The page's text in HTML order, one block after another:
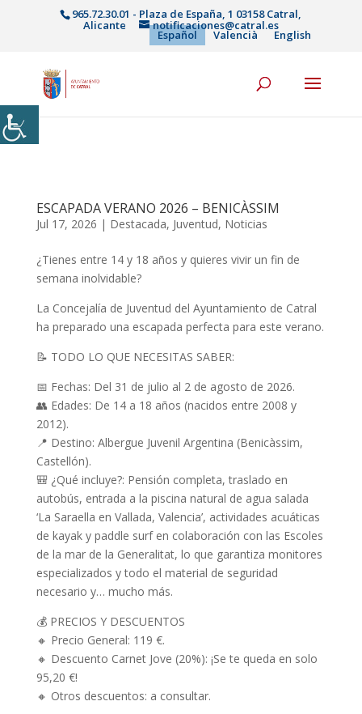
965.72.30.01 - Plaza de España, 1 03158 Catral,
Alicante notificaciones@catral.es
Español Valencià English
ESCAPADA VERANO 2026 – BENICÀSSIM
Jul 17, 2026 | Destacada, Juventud, Noticias
¿Tienes entre 14 y 18 años y quieres vivir un fin de
semana inolvidable?
La Concejalía de Juventud del Ayuntamiento de Catral
ha preparado una escapada perfecta para este verano.
📝 TODO LO QUE NECESITAS SABER:
📅 Fechas: Del 31 de julio al 2 de agosto de 2026.
👥 Edades: De 14 a 18 años (nacidos entre 2008 y
2012).
📍 Destino: Albergue Juvenil Argentina (Benicàssim,
Castellón).
🎒 ¿Qué incluye?: Pensión completa, traslado en
autobús, entrada a la piscina natural de agua salada
‘La Saraella en Vallada, Valencia’, actividades acuáticas
de kayak y paddle surf en colaboración con las Escoles
de la mar de la Generalitat, lo que garantiza monitores
especializados y todo el material de seguridad
necesario y… mucho más.
💰 PRECIOS Y DESCUENTOS
🔸 Precio General: 119 €.
🔸 Descuento Carnet Jove (20%): ¡Se te queda en solo
95,20 €!
🔸 Otros descuentos: a consultar.